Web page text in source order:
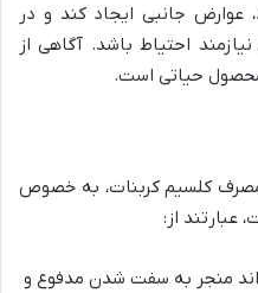
عوارض جانبی ایجاد کند و در
احتیاط باشد. آگاهی از
محصول حیاتی است.
کلسیم کربنات، به خصوص
عبارتند از:
منجر به سفت شدن مدفوع و